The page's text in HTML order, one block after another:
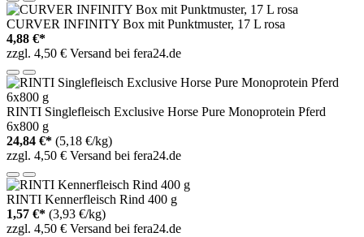
CURVER INFINITY Box mit Punktmuster, 17 L rosa
4,88 €*
zzgl. 4,50 € Versand bei fera24.de
RINTI Singlefleisch Exclusive Horse Pure Monoprotein Pferd
6x800 g
24,84 €* (5,18 €/kg)
zzgl. 4,50 € Versand bei fera24.de
RINTI Kennerfleisch Rind 400 g
1,57 €* (3,93 €/kg)
zzgl. 4,50 € Versand bei fera24.de